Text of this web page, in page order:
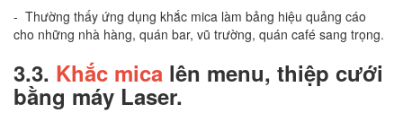
- Thường thấy ứng dụng khắc mica làm bảng hiệu quảng cáo
cho những nhà hàng, quán bar, vũ trường, quán café sang trọng.
3.3. Khắc mica lên menu, thiệp cưới
bằng máy Laser.